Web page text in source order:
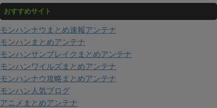
おすすめサイト
モンハンナウまとめ速報アンテナ
モンハンまとめアンテナ
モンハンサンブレイクまとめアンテナ
モンハンワイルズまとめアンテナ
モンハンナウ攻略まとめアンテナ
モンハン人気ブログ
アニメまとめアンテナ